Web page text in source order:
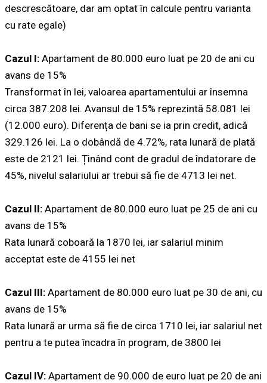
descrescătoare, dar am optat în calcule pentru varianta
cu rate egale)
Cazul I: Apartament de 80.000 euro luat pe 20 de ani cu
avans de 15%
Transformat în lei, valoarea apartamentului ar însemna
circa 387.208 lei. Avansul de 15% reprezintă 58.081 lei
(12.000 euro). Diferența de bani se ia prin credit, adică
329.126 lei. La o dobândă de 4.72%, rata lunară de plată
este de 2121 lei. Ținând cont de gradul de îndatorare de
45%, nivelul salariului ar trebui să fie de 4713 lei net.
Cazul II: Apartament de 80.000 euro luat pe 25 de ani cu
avans de 15%
Rata lunară coboară la 1870 lei, iar salariul minim
acceptat este de 4155 lei net
Cazul III: Apartament de 80.000 euro luat pe 30 de ani, cu
avans de 15%
Rata lunară ar urma să fie de circa 1710 lei, iar salariul net
pentru a te putea încadra în program, de 3800 lei
Cazul IV: Apartament de 90.000 de euro luat pe 20 de ani